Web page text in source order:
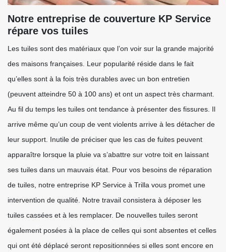
Notre entreprise de couverture KP Service
répare vos tuiles
Les tuiles sont des matériaux que l’on voir sur la grande majorité
des maisons françaises. Leur popularité réside dans le fait
qu’elles sont à la fois très durables avec un bon entretien
(peuvent atteindre 50 à 100 ans) et ont un aspect très charmant.
Au fil du temps les tuiles ont tendance à présenter des fissures. Il
arrive même qu’un coup de vent violents arrive à les détacher de
leur support. Inutile de préciser que les cas de fuites peuvent
apparaître lorsque la pluie va s’abattre sur votre toit en laissant
ses tuiles dans un mauvais état. Pour vos besoins de réparation
de tuiles, notre entreprise KP Service à Trilla vous promet une
intervention de qualité. Notre travail consistera à déposer les
tuiles cassées et à les remplacer. De nouvelles tuiles seront
également posées à la place de celles qui sont absentes et celles
qui ont été déplacé seront repositionnées si elles sont encore en